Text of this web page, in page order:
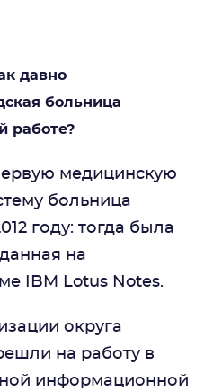
давно
больница
работе?
медицинскую
больница
году: тогда была
на
IBM Lotus Notes.
округа
на работу в
информационной